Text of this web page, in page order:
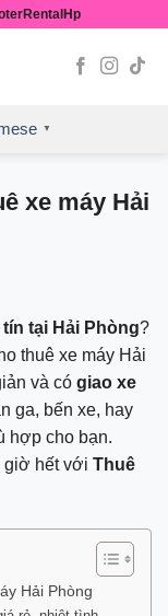
▼
xe máy Hải
tại Hải Phòng?
thuê xe máy Hải
và có giao xe
ga, bến xe, hay
hợp cho bạn.
giờ hết với Thuê
Hải Phòng